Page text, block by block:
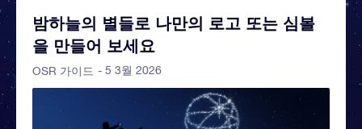
밤하늘의 별들로 나만의 로고 또는 심볼
을 만들어 보세요
OSR 가이드 - 5 3월 2026